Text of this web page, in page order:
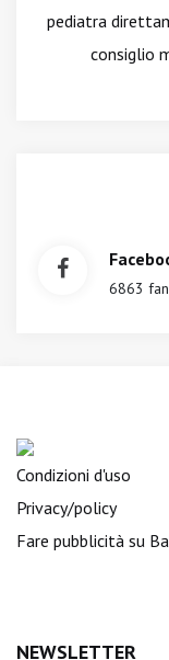
pediatra
consiglio
6863
Condizioni d'uso
Privacy/policy
Fare pubblicità su
NEWSLETTER